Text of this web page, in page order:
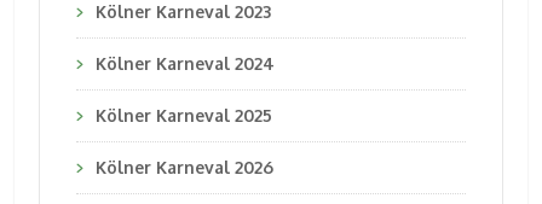
Kölner Karneval 2023
Kölner Karneval 2024
Kölner Karneval 2025
Kölner Karneval 2026